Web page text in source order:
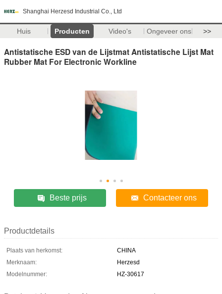
Shanghai Herzesd Industrial Co., Ltd
Huis Producten Video's Ongeveer ons >>
Antistatische ESD van de Lijstmat Antistatische Lijst Mat
Rubber Mat For Electronic Workline
Beste prijs Contacteer ons
Productdetails
Plaats van herkomst:
CHINA
Merknaam:
Herzesd
Modelnummer:
HZ-30617